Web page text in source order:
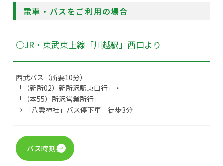
電車・バスをご利用の場合
○JR・東武東上線「川越駅」西口より
西武バス（所要10分）
「（新所02）新所沢駅東口行」・
「（本55）所沢営業所行」
→ 「八雲神社」バス停下車 徒歩3分
バス時刻表